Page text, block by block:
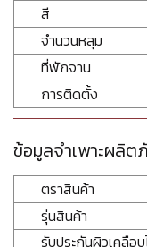
สี
จำนวนหลุม
ที่พักจาน
การติดตั้ง
ข้อมูลจำเพาะผลิ
ตราสินค้า
รุ่นสินค้า
รับประกันผิวเคลือ